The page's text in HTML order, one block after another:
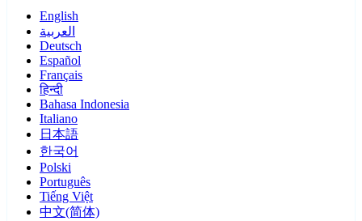
English
العربية
Deutsch
Español
Français
हिन्दी
Bahasa Indonesia
Italiano
日本語
한국어
Polski
Português
Tiếng Việt
中文(简体)